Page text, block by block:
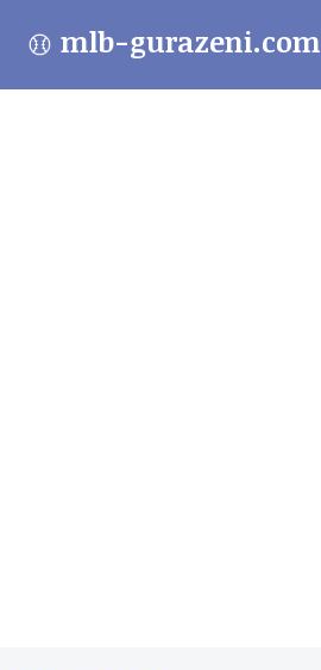
mlb-gurazeni.com